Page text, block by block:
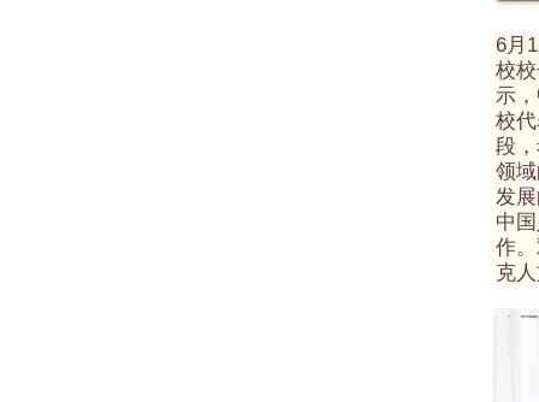
6月
校
示
校
段
领
发
中
作
克